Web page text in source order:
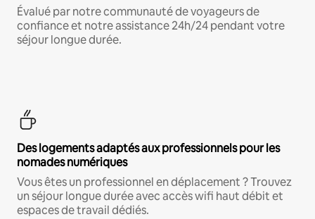
Évalué par notre communauté de voyageurs de
confiance et notre assistance 24h/24 pendant votre
séjour longue durée.
Des logements adaptés aux professionnels pour les
nomades numériques
Vous êtes un professionnel en déplacement ? Trouvez
un séjour longue durée avec accès wifi haut débit et
espaces de travail dédiés.